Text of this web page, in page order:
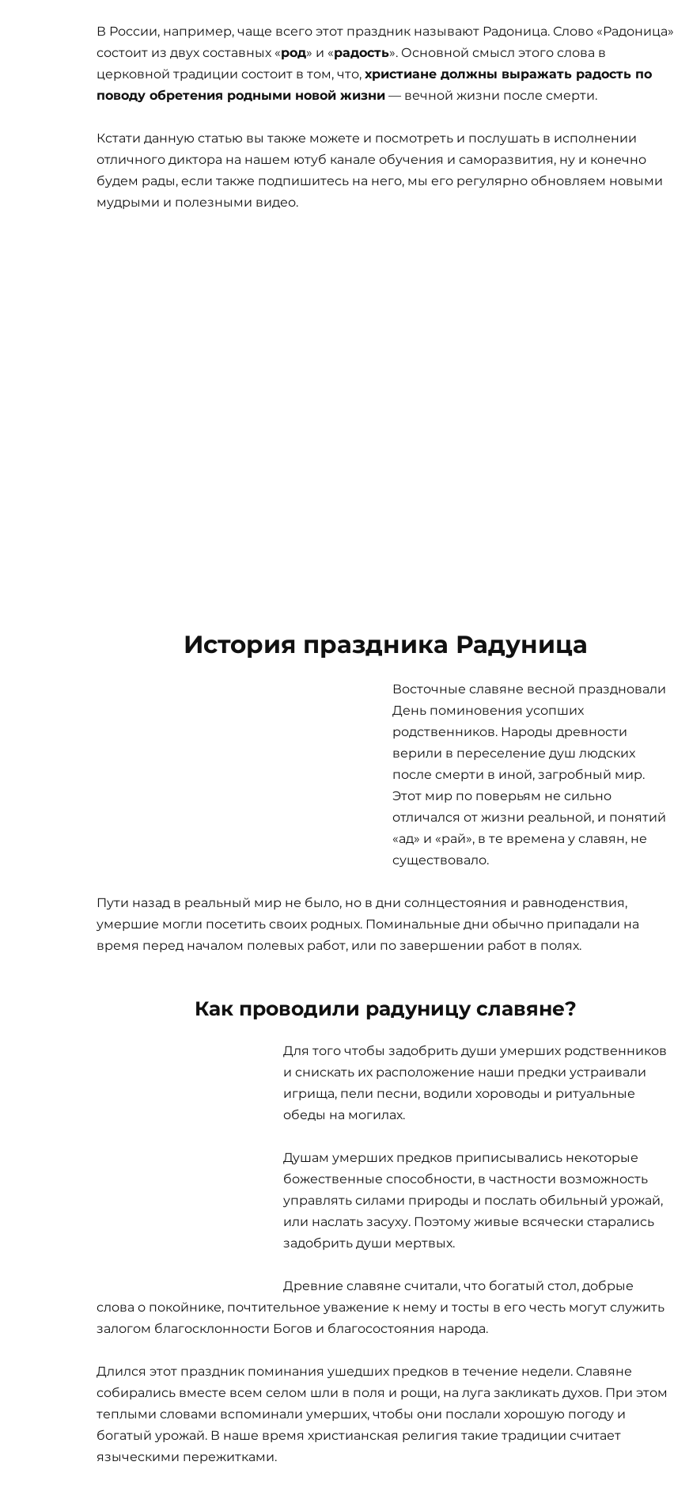
В России, например, чаще всего этот праздник называют Радоница. Слово «Радоница»
состоит из двух составных «род» и «радость». Основной смысл этого слова в
церковной традиции состоит в том, что, христиане должны выражать радость по
поводу обретения родными новой жизни — вечной жизни после смерти.
Кстати данную статью вы также можете и посмотреть и послушать в исполнении
отличного диктора на нашем ютуб канале обучения и саморазвития, ну и конечно
будем рады, если также подпишитесь на него, мы его регулярно обновляем новыми
мудрыми и полезными видео.
История праздника Радуница
Восточные славяне весной праздновали
День поминовения усопших
родственников. Народы древности
верили в переселение душ людских
после смерти в иной, загробный мир.
Этот мир по поверьям не сильно
отличался от жизни реальной, и понятий
«ад» и «рай», в те времена у славян, не
существовало.
Пути назад в реальный мир не было, но в дни солнцестояния и равноденствия,
умершие могли посетить своих родных. Поминальные дни обычно припадали на
время перед началом полевых работ, или по завершении работ в полях.
Как проводили радуницу славяне?
Для того чтобы задобрить души умерших родственников
и снискать их расположение наши предки устраивали
игрища, пели песни, водили хороводы и ритуальные
обеды на могилах.
Душам умерших предков приписывались некоторые
божественные способности, в частности возможность
управлять силами природы и послать обильный урожай,
или наслать засуху. Поэтому живые всячески старались
задобрить души мертвых.
Древние славяне считали, что богатый стол, добрые
слова о покойнике, почтительное уважение к нему и тосты в его честь могут служить
залогом благосклонности Богов и благосостояния народа.
Длился этот праздник поминания ушедших предков в течение недели. Славяне
собирались вместе всем селом шли в поля и рощи, на луга закликать духов. При этом
теплыми словами вспоминали умерших, чтобы они послали хорошую погоду и
богатый урожай. В наше время христианская религия такие традиции считает
языческими пережитками.